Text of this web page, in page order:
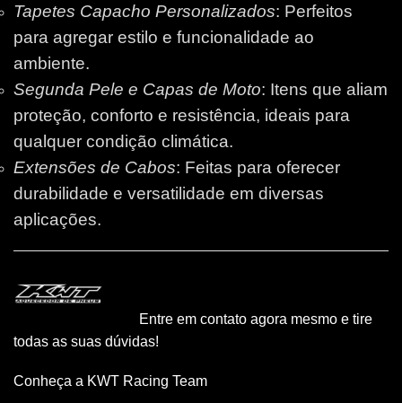
Tapetes Capacho Personalizados: Perfeitos
para agregar estilo e funcionalidade ao
ambiente.
Segunda Pele e Capas de Moto: Itens que aliam
proteção, conforto e resistência, ideais para
qualquer condição climática.
Extensões de Cabos: Feitas para oferecer
durabilidade e versatilidade em diversas
aplicações.
Entre em contato agora mesmo e tire
todas as suas dúvidas!
Conheça a KWT Racing Team